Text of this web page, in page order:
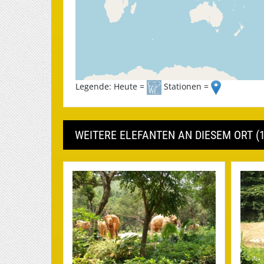
Legende: Heute = Stationen =
WEITERE ELEFANTEN AN DIESEM ORT